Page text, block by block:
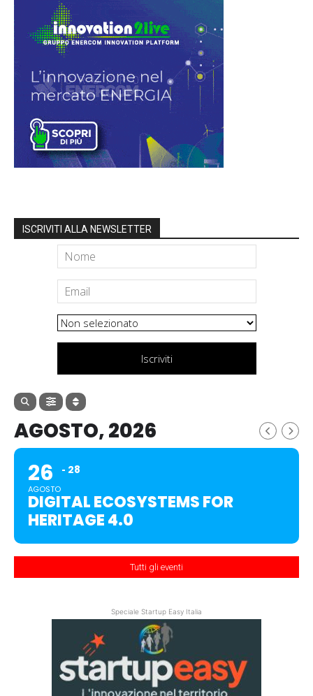
ISCRIVITI ALLA NEWSLETTER
Iscriviti
AGOSTO, 2026
26
AGOSTO
28
DIGITAL ECOSYSTEMS FOR
HERITAGE 4.0
Tutti gli eventi
Speciale Startup Easy Italia